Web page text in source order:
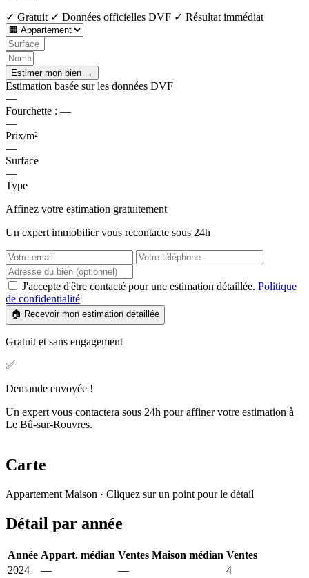
✓ Gratuit ✓ Données officielles DVF ✓ Résultat immédiat
Estimer mon bien →
Estimation basée sur les données DVF
—
Fourchette : —
—
Prix/m²
—
Surface
—
Type
Affinez votre estimation gratuitement
Un expert immobilier vous recontacte sous 24h
J'accepte d'être contacté pour une estimation détaillée. Politique
de confidentialité
🏠 Recevoir mon estimation détaillée
Gratuit et sans engagement
✅
Demande envoyée !
Un expert vous contactera sous 24h pour affiner votre estimation à
Le Bû-sur-Rouvres.
Carte
−
Appartement Maison · Cliquez sur un point pour le détail
Détail par année
Année Appart. médian Ventes Maison médian Ventes
2024
— —
4